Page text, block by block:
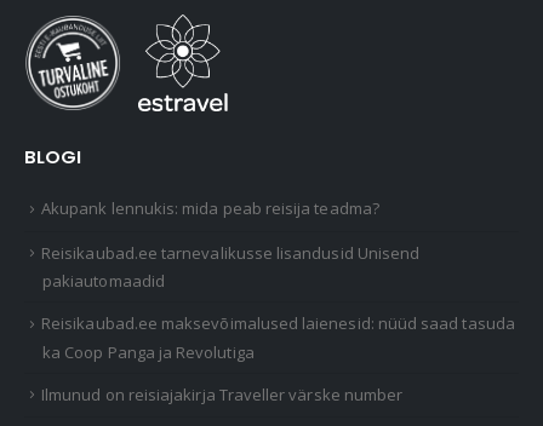
BLOGI
Akupank lennukis: mida peab reisija teadma?
Reisikaubad.ee tarnevalikusse lisandusid Unisend
pakiautomaadid
Reisikaubad.ee maksevõimalused laienesid: nüüd saad tasuda
ka Coop Panga ja Revolutiga
Ilmunud on reisiajakirja Traveller värske number